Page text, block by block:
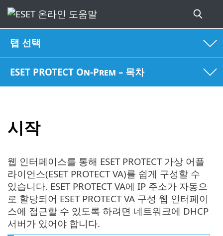
탭 선택
ESET PROTECT On-Prem – 목차
시작
웹 인터페이스를 통해 ESET PROTECT 가상 어플
라이언스(ESET PROTECT VA)를 쉽게 구성할 수
있습니다. ESET PROTECT VA에 IP 주소가 자동으
로 할당되어 ESET PROTECT VA 구성 웹 인터페이
스에 접근할 수 있도록 하려면 네트워크에 DHCP
서버가 있어야 합니다.